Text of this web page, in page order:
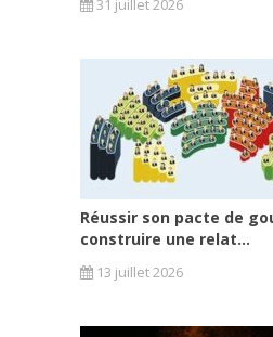
Réussir son pacte de
construire une relat...
13 juillet 2026